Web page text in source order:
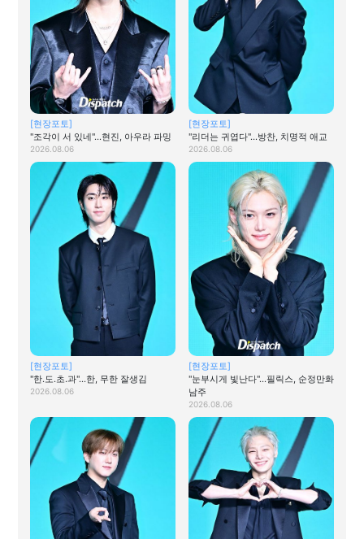
[현장포토]
"조각이 서 있네"…현진, 아우라 파밍
2026.08.06
[현장포토]
"리더는 귀엽다"…방찬, 치명적 애교
2026.08.06
[현장포토]
"한.도.초.과"…한, 무한 잘생김
2026.08.06
[현장포토]
"눈부시게 빛난다"…필릭스, 순정만화
남주
2026.08.06